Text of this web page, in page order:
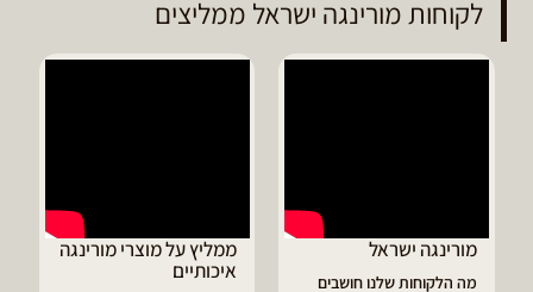
לקוחות מורינגה ישראל ממליצים
ממליץ על מוצרי מורינגה
איכותיים
דיוויד ממליץ על טבליות
מורינגה